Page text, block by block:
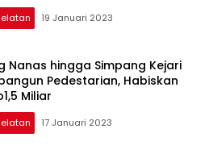
19 Januari 2023
Nanas hingga Simpang Kejari
Pedestarian, Habiskan
Miliar
17 Januari 2023